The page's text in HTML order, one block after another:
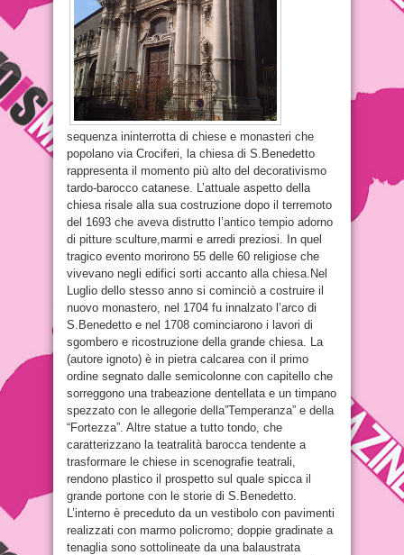
sequenza ininterrotta di chiese e monasteri che
popolano via Crociferi, la chiesa di S.Benedetto
rappresenta il momento più alto del decorativismo
tardo-barocco catanese. L’attuale aspetto della
chiesa risale alla sua costruzione dopo il terremoto
del 1693 che aveva distrutto l’antico tempio adorno
di pitture sculture,marmi e arredi preziosi. In quel
tragico evento morirono 55 delle 60 religiose che
vivevano negli edifici sorti accanto alla chiesa.Nel
Luglio dello stesso anno si cominciò a costruire il
nuovo monastero, nel 1704 fu innalzato l’arco di
S.Benedetto e nel 1708 cominciarono i lavori di
sgombero e ricostruzione della grande chiesa. La
(autore ignoto) è in pietra calcarea con il primo
ordine segnato dalle semicolonne con capitello che
sorreggono una trabeazione dentellata e un timpano
spezzato con le allegorie della”Temperanza” e della
“Fortezza”. Altre statue a tutto tondo, che
caratterizzano la teatralità barocca tendente a
trasformare le chiese in scenografie teatrali,
rendono plastico il prospetto sul quale spicca il
grande portone con le storie di S.Benedetto.
L’interno è preceduto da un vestibolo con pavimenti
realizzati con marmo policromo; doppie gradinate a
tenaglia sono sottolineate da una balaustrata